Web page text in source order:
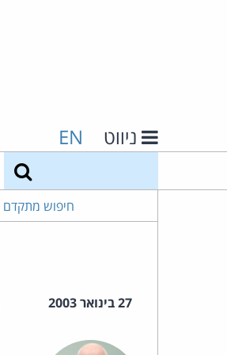
ניווט EN
חיפוש מתקדם
27 בינואר 2003